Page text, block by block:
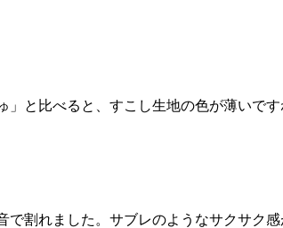
」と比べると、すこし生地の色が薄いです
で割れました。サブレのようなサクサク感